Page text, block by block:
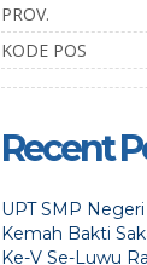
PROV.
KODE POS
Recent
UPT SMP
Kemah Bakti
Ke-V Se-Luwu